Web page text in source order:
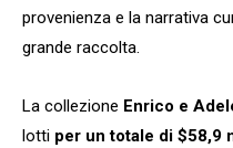
provenienza e la narrativa
grande raccolta.
La collezione Enrico e
lotti per un totale di $58,9